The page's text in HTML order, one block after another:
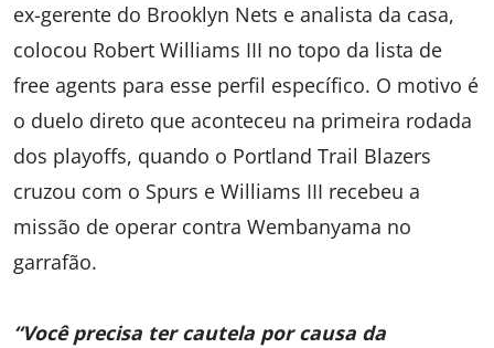
ex-gerente do Brooklyn Nets e analista da casa,
colocou Robert Williams III no topo da lista de
free agents para esse perfil específico. O motivo é
o duelo direto que aconteceu na primeira rodada
dos playoffs, quando o Portland Trail Blazers
cruzou com o Spurs e Williams III recebeu a
missão de operar contra Wembanyama no
garrafão.
“Você precisa ter cautela por causa da